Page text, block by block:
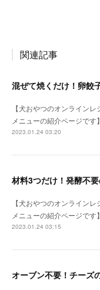
関連記事
【犬おやつのオンライン
メニューの紹介ページで
2023.01.24 03:20
【犬おやつのオンライン
メニューの紹介ページで
2023.01.24 03:15